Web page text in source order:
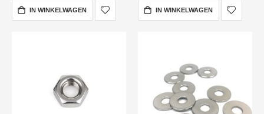
IN WINKELWAGEN IN WINKELWAGEN